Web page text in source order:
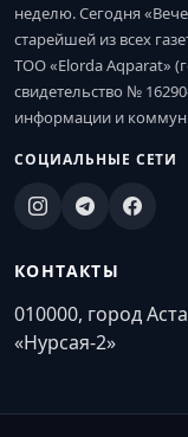
неделю. Сегодня
старейшей из всех
ТОО «Elorda Aqparat»
свидетельство №
информации и
СОЦИАЛЬНЫЕ СЕТИ
КОНТАКТЫ
010000, город
«Нурсая-2»